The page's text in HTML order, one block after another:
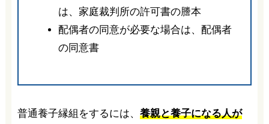
は、家庭裁判所の許可書の謄本
配偶者の同意が必要な場合は、配偶者
の同意書
普通養子縁組をするには、 養親と養子になる人が